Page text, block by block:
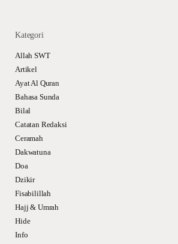
Kategori
Allah SWT
Artikel
Ayat Al Quran
Bahasa Sunda
Bilal
Catatan Redaksi
Ceramah
Dakwatuna
Doa
Dzikir
Fisabilillah
Hajj & Umrah
Hide
Info